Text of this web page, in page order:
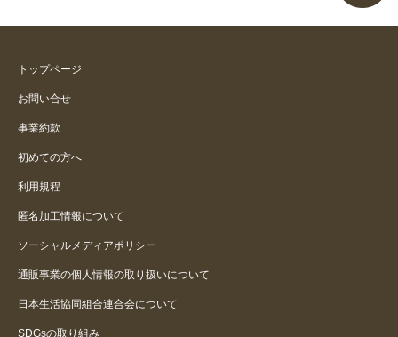
トップページ
お問い合せ
事業約款
初めての方へ
利用規程
匿名加工情報について
ソーシャルメディアポリシー
通販事業の個人情報の取り扱いについて
日本生活協同組合連合会について
SDGsの取り組み